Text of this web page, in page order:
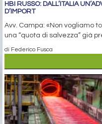
HBI RUSSO: DALL’ITALIA
D’IMPORT
Avv. Campa: «Non vogliamo
una “quota di salvezza” già
di Federico Fusca